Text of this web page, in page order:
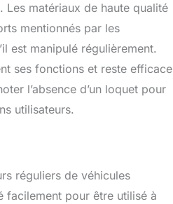
Les matériaux de haute qualité
mentionnés par les
est manipulé régulièrement.
ses fonctions et reste efficace
l’absence d’un loquet pour
utilisateurs.
réguliers de véhicules
facilement pour être utilisé à